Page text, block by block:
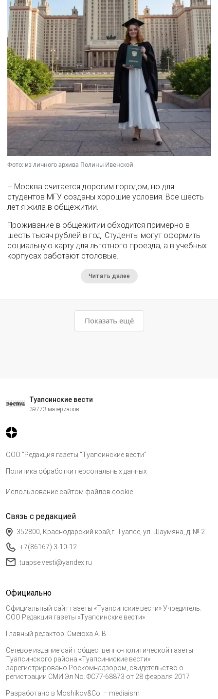
Фото: из личного архива Полины Ивенской
– Москва считается дорогим городом, но для
студентов МГУ созданы хорошие условия. Все шесть
лет я жила в общежитии.
Проживание в общежитии обходится примерно в
шесть тысяч рублей в год. Студенты могут оформить
социальную карту для льготного проезда, а в учебных
корпусах работают столовые.
Читать далее
Показать ещё
Туапсинские вести
39773 материалов
ООО "Редакция газеты "Туапсинские вести"
Политика обработки персональных данных
Использование сайтом файлов cookie
Связь с редакцией
352800, Краснодарский край,г. Туапсе, ул. Шаумяна, д. № 2
+7(86167) 3-10-12
tuapse.vesti@yandex.ru
Официально
Официальный сайт газеты «Туапсинские вести» Учредитель:
ООО Редакция газеты «Туапсинские вести»
Главный редактор: Смеюха А. В.
Сетевое издание сайт общественно-политической газеты
Туапсинского района «Туапсиниские вести»
зарегистрировано Роскомнадзором, свидетельство о
регистрации СМИ Эл No. ФС77-68873 от 28 февраля 2017
Разработано в Moshikov&Co. – mediaism